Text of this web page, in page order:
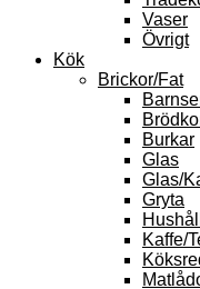
Vaser
Övrigt
Kök
Brickor/Fat
Burkar
Glas
Glas/
Gryta
Kaffe/